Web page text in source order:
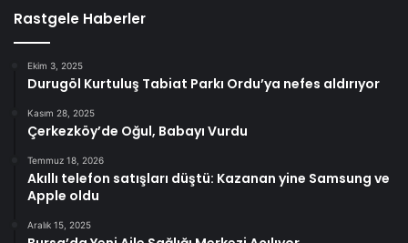
Rastgele Haberler
Ekim 3, 2025
Durugöl Kurtuluş Tabiat Parkı Ordu’ya nefes aldırıyor
Kasım 28, 2025
Çerkezköy’de Oğul, Babayı Vurdu
Temmuz 18, 2026
Akıllı telefon satışları düştü: Kazanan yine Samsung ve
Apple oldu
Aralık 15, 2025